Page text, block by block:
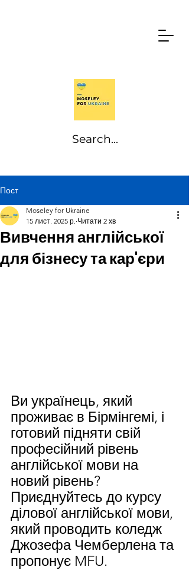
Пост
Вивчення англійської
для бізнесу та кар'єри
Moseley for Ukraine
15 лист. 2025 р. Читати 2 хв
Ви українець, який
проживає в Бірмінгемі, і
готовий підняти свій
професійний рівень
англійської мови на
новий рівень?
Приєднуйтесь до курсу
ділової англійської мови,
який проводить коледж
Джозефа Чемберлена та
пропонує MFU.